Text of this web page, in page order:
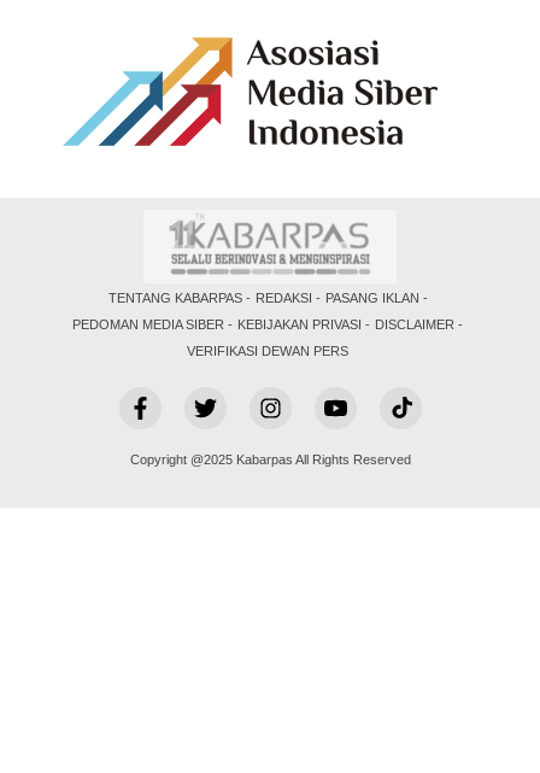
TENTANG KABARPAS REDAKSI
PASANG IKLAN
PEDOMAN MEDIA SIBER
KEBIJAKAN PRIVASI
DISCLAIMER
VERIFIKASI DEWAN PERS
Copyright @2025 Kabarpas All Rights Reserved